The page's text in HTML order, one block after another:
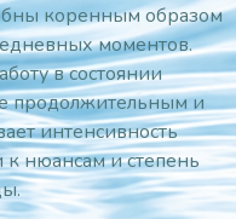
коренным образом
моментов.
в состоянии
продолжительным и
интенсивность
к нюансам и степень